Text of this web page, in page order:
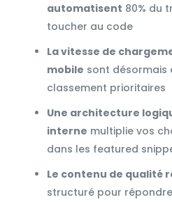
automatisent 80% du
toucher au code
La vitesse de
mobile sont désormais
classement prioritaires
Une architecture
interne multiplie vos
dans les featured
Le contenu de qualité
structuré pour